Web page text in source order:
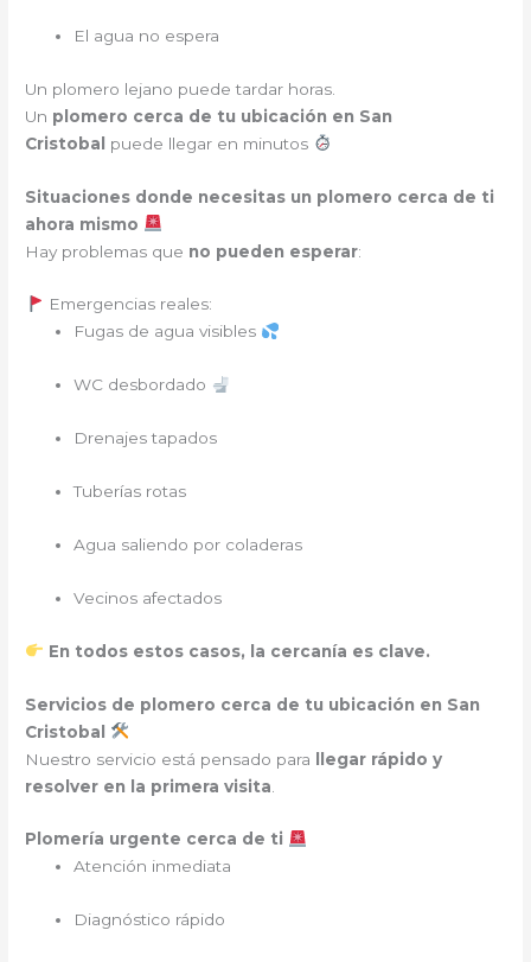
El agua no espera
Un plomero lejano puede tardar horas.
Un plomero cerca de tu ubicación en San
Cristobal
puede llegar en minutos
Situaciones donde necesitas un plomero cerca de ti
ahora mismo
Hay problemas que no pueden esperar:
Emergencias reales:
Fugas de agua visibles
WC desbordado
Drenajes tapados
Tuberías rotas
Agua saliendo por coladeras
Vecinos afectados
En todos estos casos, la cercanía es clave.
Servicios de plomero cerca de tu ubicación en San
Cristobal
Nuestro servicio está pensado para llegar rápido y
resolver en la primera visita
Plomería urgente cerca de ti
Atención inmediata
Diagnóstico rápido